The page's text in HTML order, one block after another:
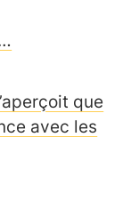
que
avec les